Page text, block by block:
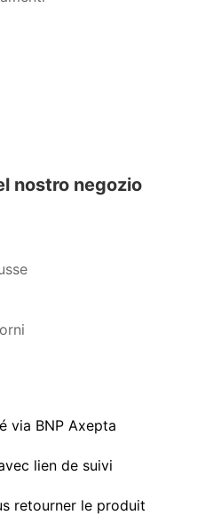
nostro negozio
via BNP Axepta
lien de suivi
retourner le produit